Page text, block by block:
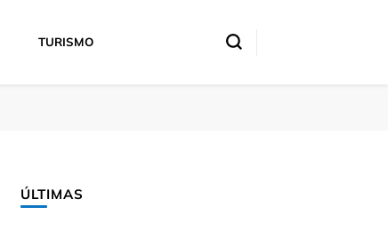
TURISMO
ÚLTIMAS